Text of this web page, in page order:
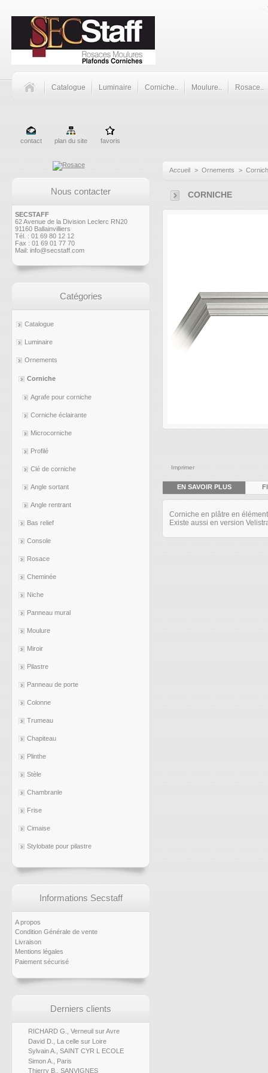
Catalogue Luminaire Corniche.. Moulure.. Rosace..
contact plan du site favoris
Nous contacter
SECSTAFF
62 Avenue de la Division Leclerc RN20
91160 Ballainvilliers
Tél. : 01 69 80 12 12
Fax : 01 69 01 77 70
Mail: info@secstaff.com
Catégories
Catalogue
Luminaire
Ornements
Corniche
Agrafe pour corniche
Corniche éclairante
Microcorniche
Profilé
Clé de corniche
Angle sortant
Angle rentrant
Bas relief
Console
Rosace
Cheminée
Niche
Panneau mural
Moulure
Miroir
Pilastre
Panneau de porte
Colonne
Trumeau
Chapiteau
Plinthe
Stèle
Chambranle
Frise
Cimaise
Stylobate pour pilastre
Informations Secstaff
A propos
Condition Générale de vente
Livraison
Mentions légales
Paiement sécurisé
Derniers clients
RICHARD G., Verneuil sur Avre
David D., La celle sur Loire
Sylvain A., SAINT CYR L ECOLE
Simon A., Paris
Thierry B., SANVIGNES
Accueil > Ornements >
CORNICHE
Imprimer
EN SAVOIR PLUS
Corniche en plâtre en
Existe aussi en version